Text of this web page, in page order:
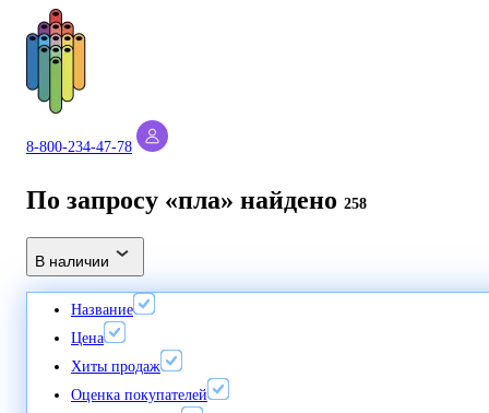
8-800-234-47-78
По запросу «пла» найдено 258
В наличии
Название
Цена
Хиты продаж
Оценка покупателей